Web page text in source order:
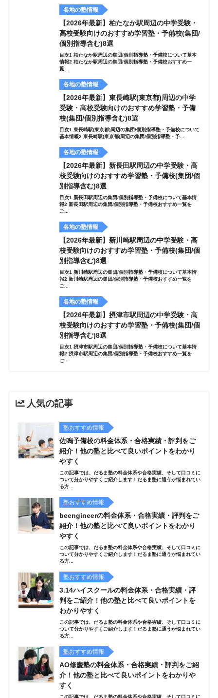
各地の塾情報
【2026年最新】柏たなか駅周辺の中学受験・
高校受験向けのおすすめ学習塾・予備校(集団/
個別指導含む)8選
目次1 柏たなか駅周辺の集団/個別指導塾・予備校について基本
情報2 柏たなか駅周辺の集団/個別指導塾・予備校おすすめ一
覧...
各地の塾情報
【2026年最新】東長崎駅(東京都)周辺の中学
受験・高校受験向けのおすすめ学習塾・予備
校(集団/個別指導含む)8選
目次1 東長崎駅(東京都)周辺の集団/個別指導塾・予備校について
基本情報2 東長崎駅(東京都)周辺の集団/個別指導塾・予...
各地の塾情報
【2026年最新】新長田駅周辺の中学受験・高
校受験向けのおすすめ学習塾・予備校(集団/個
別指導含む)8選
目次1 新長田駅周辺の集団/個別指導塾・予備校について基本情
報2 新長田駅周辺の集団/個別指導塾・予備校おすすめ一覧を
ご...
各地の塾情報
【2026年最新】新川崎駅周辺の中学受験・高
校受験向けのおすすめ学習塾・予備校(集団/個
別指導含む)8選
目次1 新川崎駅周辺の集団/個別指導塾・予備校について基本情
報2 新川崎駅周辺の集団/個別指導塾・予備校おすすめ一覧を
ご...
各地の塾情報
【2026年最新】摂津市駅周辺の中学受験・高
校受験向けのおすすめ学習塾・予備校(集団/個
別指導含む)8選
目次1 摂津市駅周辺の集団/個別指導塾・予備校について基本情
報2 摂津市駅周辺の集団/個別指導塾・予備校おすすめ一覧を
ご...
人気の記事
塾おすすめ情報
佐鳴予備校の料金体系・合格実績・評判をご
紹介！他の塾と比べて良いポイントをわかり
やすく
この記事では、だるま塾の料金体系や合格実績、そして口コミに
ついて分かりやすくご紹介します！だるま塾に通うか悩まれてい
る方...
塾おすすめ情報
beengineerの料金体系・合格実績・評判をご
紹介！他の塾と比べて良いポイントをわかり
やすく
この記事では、だるま塾の料金体系や合格実績、そして口コミに
ついて分かりやすくご紹介します！だるま塾に通うか悩まれてい
る方...
塾おすすめ情報
3.14ハイスクールの料金体系・合格実績・評
判をご紹介！他の塾と比べて良いポイントを
わかりやすく
この記事では、だるま塾の料金体系や合格実績、そして口コミに
ついて分かりやすくご紹介します！だるま塾に通うか悩まれてい
る方...
塾おすすめ情報
AO修慶塾の料金体系・合格実績・評判をご紹
介！他の塾と比べて良いポイントをわかりや
すく
この記事では、だるま塾の料金体系や合格実績、そして口コミに